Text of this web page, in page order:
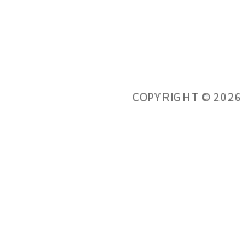
COPYRIGHT ©2026